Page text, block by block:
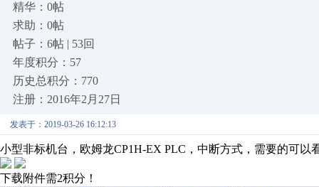
精华：0帖
求助：0帖
帖子：6帖 | 53回
年度积分：57
历史总积分：770
注册：2016年2月27日
发表于：2019-03-26 16:12:13
小型非标机台，欧姆龙CP1H-EX PLC，中断方式，需要的可以
下载附件需2积分！